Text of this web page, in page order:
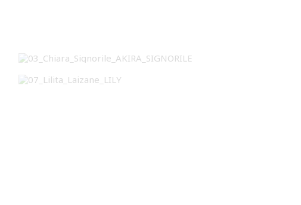
07_Lilita_Laizane_LILY